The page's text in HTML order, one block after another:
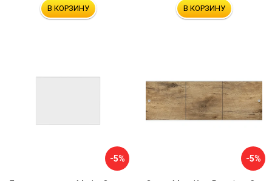
В КОРЗИНУ В КОРЗИНУ
-5% -5%